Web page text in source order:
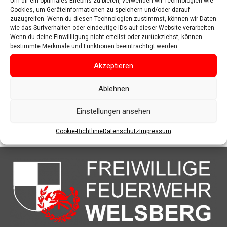
Cookies, um Geräteinformationen zu speichern und/oder darauf
zuzugreifen. Wenn du diesen Technologien zustimmst, können wir Daten
wie das Surfverhalten oder eindeutige IDs auf dieser Website verarbeiten.
Wenn du deine Einwillligung nicht erteilst oder zurückziehst, können
bestimmte Merkmale und Funktionen beeinträchtigt werden.
Akzeptieren
Ablehnen
Einstellungen ansehen
Cookie-RichtlinieDatenschutzImpressum